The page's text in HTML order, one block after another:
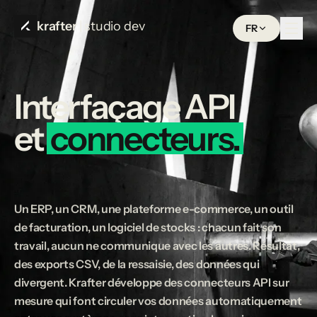
krafter | studio dev FR
InterfaçageAPI
etconnecteurs.
Un ERP, un CRM, une plateforme e-commerce, un outil
de facturation, un logiciel de stocks : chacun fait son
travail, aucun ne communique avec les autres. Résultat,
des exports CSV, de la ressaisie, des données qui
divergent. Krafter développe des connecteurs API sur
mesure qui font circuler vos données automatiquement